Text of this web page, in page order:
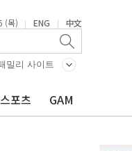
(목) | ENG | 中文
밀리 사이트
스포츠 GAM